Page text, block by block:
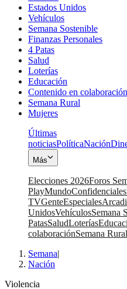
Estados Unidos
Vehículos
Semana Sostenible
Finanzas Personales
4 Patas
Salud
Loterías
Educación
Contenido en colaboración
Semana Rural
Mujeres
Últimas
noticiasPolíticaNación
Más
Elecciones 2026Foros
PlayMundoConfidenciales
TVGenteEspeciales
UnidosVehículosSemana
PatasSaludLoterías
colaboraciónSemana Rural
Semana|
Nación
Violencia